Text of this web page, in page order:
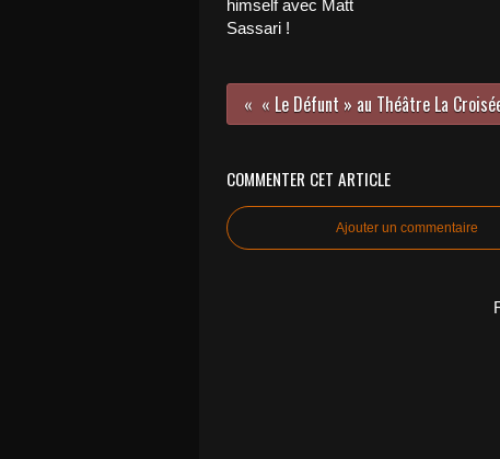
himself avec Matt
Sassari !
COMMENTER CET ARTICLE
Ajouter un commentaire